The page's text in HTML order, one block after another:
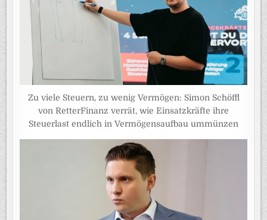
Zu viele Steuern, zu wenig Vermögen: Simon Schöffl
von RetterFinanz verrät, wie Einsatzkräfte ihre
Steuerlast endlich in Vermögensaufbau ummünzen